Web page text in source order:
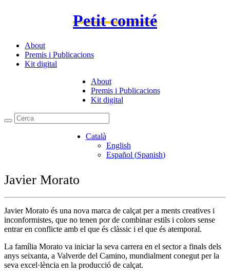
Petit comité
About
Premis i Publicacions
Kit digital
About
Premis i Publicacions
Kit digital
Català
English
Español(Spanish)
Javier Morato
Javier Morato és una nova marca de calçat per a ments creatives i
inconformistes, que no tenen por de combinar estils i colors sense
entrar en conflicte amb el que és clàssic i el que és atemporal.
La família Morato va iniciar la seva carrera en el sector a finals dels
anys seixanta, a Valverde del Camino, mundialment conegut per la
seva excel·lència en la producció de calçat.